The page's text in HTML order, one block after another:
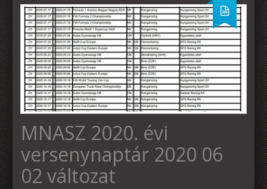
MNASZ 2020. évi
versenynaptár 2020 06
02 változat